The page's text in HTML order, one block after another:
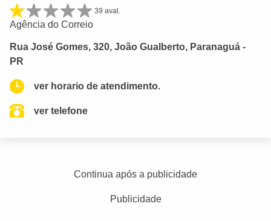
39 aval.
Agência do Correio
Rua José Gomes, 320, João Gualberto, Paranaguá -
PR
ver horario de atendimento.
ver telefone
Continua após a publicidade
Publicidade